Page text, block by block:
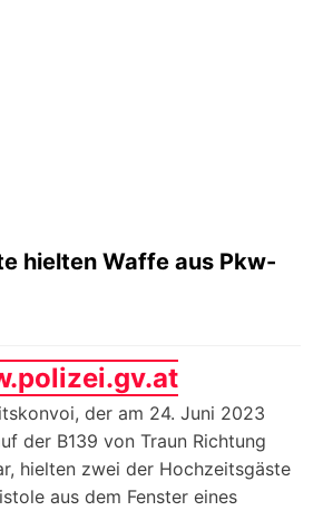
hielten Waffe aus Pkw-
der am 24. Juni 2023
der B139 von Traun Richtung
hielten zwei der Hochzeitsgäste
aus dem Fenster eines